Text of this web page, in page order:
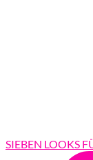
SIEBEN LOOKS